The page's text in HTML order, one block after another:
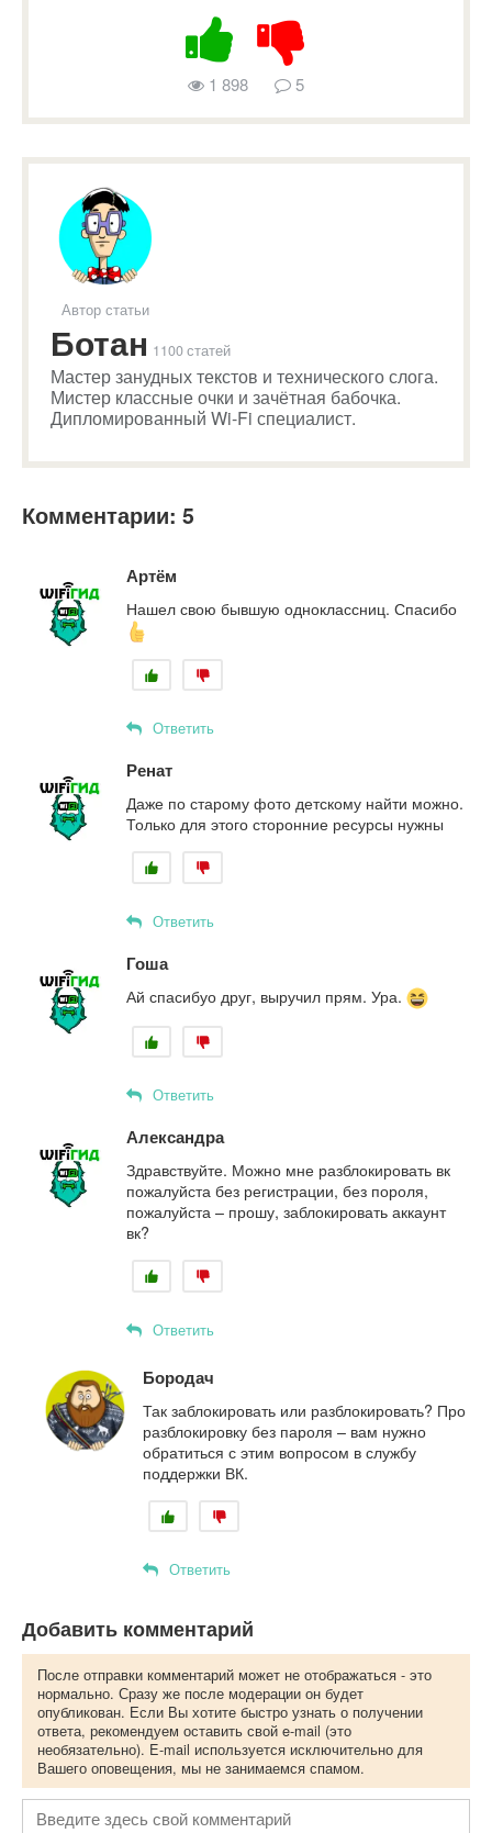
1 898 5
Автор статьи
Ботан 1100 статей
Мастер занудных текстов и технического слога.
Мистер классные очки и зачётная бабочка.
Дипломированный Wi-Fi специалист.
Комментарии: 5
Артём
Нашел свою бывшую одноклассниц. Спасибо
Ответить
Ренат
Даже по старому фото детскому найти можно.
Только для этого сторонние ресурсы нужны
Ответить
Гоша
Ай спасибуо друг, выручил прям. Ура.
Ответить
Александра
Здравствуйте. Можно мне разблокировать вк
пожалуйста без регистрации, без пороля,
пожалуйста – прошу, заблокировать аккаунт
вк?
Ответить
Бородач
Так заблокировать или разблокировать? Про
разблокировку без пароля – вам нужно
обратиться с этим вопросом в службу
поддержки ВК.
Ответить
Добавить комментарий
После отправки комментарий может не отображаться - это
нормально. Сразу же после модерации он будет
опубликован. Если Вы хотите быстро узнать о получении
ответа, рекомендуем оставить свой e-mail (это
необязательно). E-mail используется исключительно для
Вашего оповещения, мы не занимаемся спамом.